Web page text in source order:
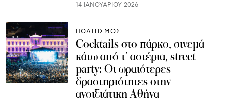
14 ΙΑΝΟΥΑΡΊΟΥ 2026
ΠΟΛΙΤΙΣΜΟΣ
Cocktails στο πάρκο, σινεμά
κάτω από τ’ αστέρια, street
party: Οι ωραιότερες
δραστηριότητες στην
ανοιξιάτικη Αθήνα